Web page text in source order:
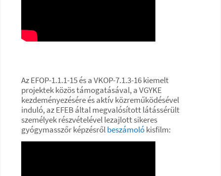
Az EFOP-1.1.1-15 és a VKOP-7.1.3-16 kiemelt
projektek közös támogatásával, a VGYKE
kezdeményezésére és aktív közreműködésével
induló, az EFEB által megvalósított látássérült
személyek részvételével lezajlott sikeres
gyógymasszőr képzésrőlbeszámolókisfilm: